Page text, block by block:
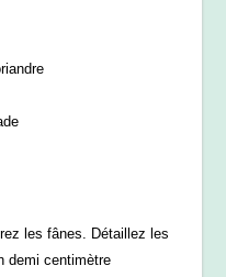
les fânes. Détaillez les
demi centimètre